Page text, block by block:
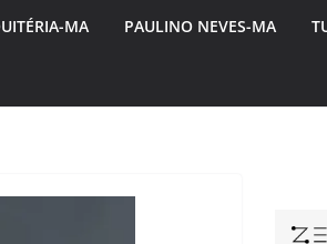
MA PAULINO NEVES-MA